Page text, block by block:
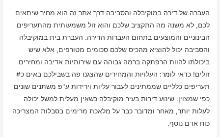
העברה של דירה במוקיבלה והסביבה דרך אתר זה הוא מחיר שיתאים
לכם, לא משנה מה התקציב שלכם והוא זול משמעותית מהתעריפים
הבינוניים והמוצעים בתחום העברות הדירה. העברת בית במוקיבלה
והסביבה יכול להוציא מהכיס שלכם סכומים מטורפים, אלא שיש
ביכולתו להוות הרפתקה ברמה גבוהה עם שירותיות אדיבה ומחירים
זולים! כדאי לומר: העלויות והמחירים שהצגנו פה בשבילכם באים כ#
תעריפים כלליים שממתינים לעבור עליות וירידות ע"פ משתנים שונים
כפי שמצוין: שינוע דירות בעיר מוקיבלה כשאין מעלית למשל יכולה
לעלות יותר, מאחר ומדובר כבר על מלאכת מרימים בסבלות המצריכה
כוח אדם נוסף.